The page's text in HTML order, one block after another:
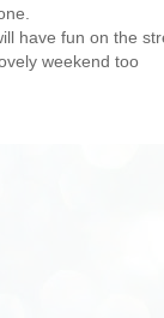
have fun on the
weekend too